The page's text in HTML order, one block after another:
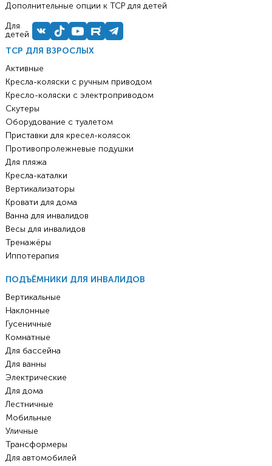
ТСР ДЛЯ ВЗРОСЛЫХ
Активные
Кресла-коляски с ручным приводом
Кресло-коляски с электроприводом
Скутеры
Оборудование с туалетом
Приставки для кресел-колясок
Противопролежневые подушки
Для пляжа
Кресла-каталки
Вертикализаторы
Кровати для дома
Ванна для инвалидов
Весы для инвалидов
Тренажёры
Иппотерапия
ПОДЪЁМНИКИ ДЛЯ ИНВАЛИДОВ
Вертикальные
Наклонные
Гусеничные
Комнатные
Для бассейна
Для ванны
Электрические
Для дома
Лестничные
Мобильные
Уличные
Трансформеры
Для автомобилей
Дополнительные опции к ТСР для детей
Для
детей